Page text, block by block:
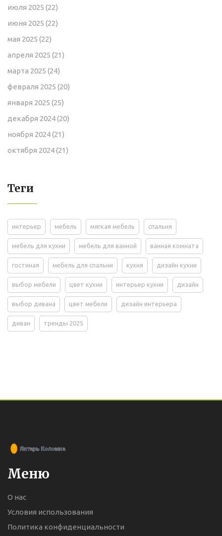
июля 2025 (22)
июня 2025 (22)
мая 2025 (22)
апреля 2025 (21)
марта 2025 (24)
февраля 2025 (20)
января 2025 (25)
декабря 2024(20)
ноября 2024(21)
октября 2024(21)
Теги
интерьер мебель мягкая мебель спальня
мебель для кухни мебель для ванной ванная комната
гостиная мебель для спальни кухня дизайн кухни
выбор мебели цвет кухни интерьер кухни дизайн
выбор дивана цвет мебели дизайн интерьера
диван тренды 2025
Меню
О нас
Условия использования
Политика конфиденциальности